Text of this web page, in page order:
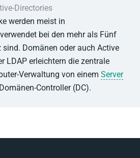
Directories
werden meist in
bei den mehr als Fünf
sind. Domänen oder auch Active
LDAP erleichtern die zentrale
Verwaltung von einem Server
Controller (DC).